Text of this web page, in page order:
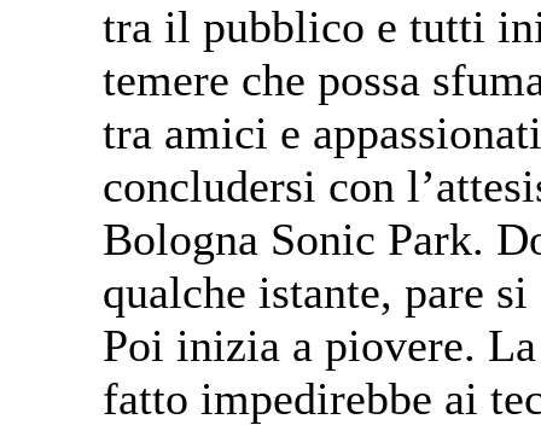
tra il pubblico e tutti
temere che possa
tra amici e
concludersi con
Bologna Sonic Park.
qualche istante, pare
Poi inizia a piovere.
fatto impedirebbe ai